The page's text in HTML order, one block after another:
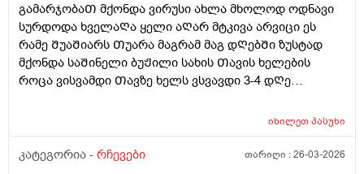
გამარჯობაᲗ მქონდა ვირუსი ახლა მხოლოდ ოდნავი
სურდოდა ხველაᲦა ყელი აᲦარ მტკივა არვიცი ეს
რამე ᲨუაᲨიარს Თუარა მაგრამ მაგ დᲦებᲨი ზუსტად
მქონდა საᲨინელი ბუᲟილი სახის Თავის ხელების
როცა ვისვამდი Თავზე ხელს ვსვავდი 3-4 დᲦე
რომ ვიყავი ბუᲟილი რომ მქონდა ხელზე მწვანე და
მოყვიᲗალო მომწვანოა არეული არაფერს არ
იხილეთპასუხი
კატეგორია - რჩევები თარიღი :26-03-2026